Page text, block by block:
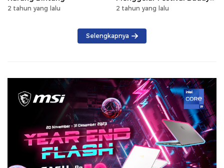
2 tahun yang lalu
Saijaan 2024
2 tahun yang lalu
Selengkapnya